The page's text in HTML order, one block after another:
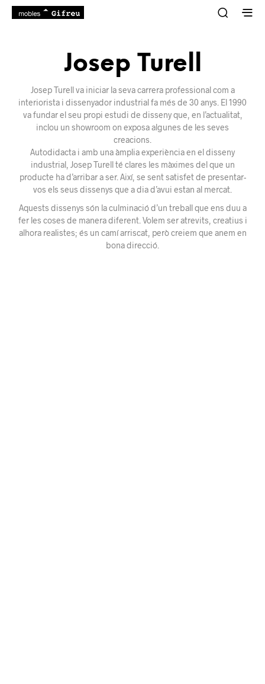
Josep Turell
Josep Turell va iniciar la seva carrera professional com a
interiorista i dissenyador industrial fa més de 30 anys. El 1990
va fundar el seu propi estudi de disseny que, en l’actualitat,
inclou un showroom on exposa algunes de les seves
creacions.
Autodidacta i amb una àmplia experiència en el disseny
industrial, Josep Turell té clares les màximes del que un
producte ha d’arribar a ser. Així, se sent satisfet de presentar-
vos els seus dissenys que a dia d’avui estan al mercat.
Aquests dissenys són la culminació d’un treball que ens duu a
fer les coses de manera diferent. Volem ser atrevits, creatius i
alhora realistes; és un camí arriscat, però creiem que anem en
bona direcció.